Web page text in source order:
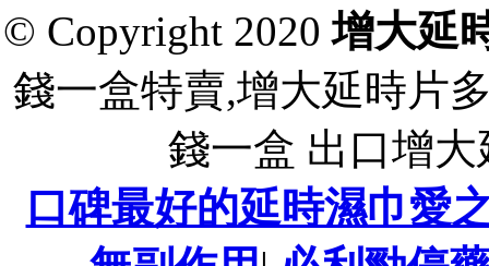
© Copyright 2020增大延
錢一盒特賣,增大延時片
錢一盒 出口增
口碑最好的延時濕巾愛